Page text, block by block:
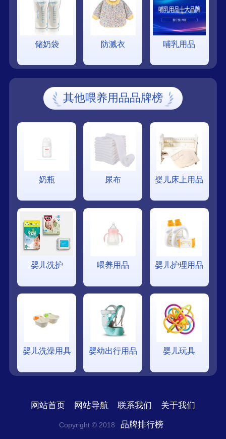
储奶袋 防溅衣 哺乳用品
其他喂养用品品牌榜
奶瓶 尿布 婴儿床上用品
婴儿洗护 喂养用品 婴儿护理用品
婴儿洗澡用具 婴幼出行用品 婴儿玩具
网站首页 网站导航 联系我们 关于我们
Copyright © 2018 品牌排行榜